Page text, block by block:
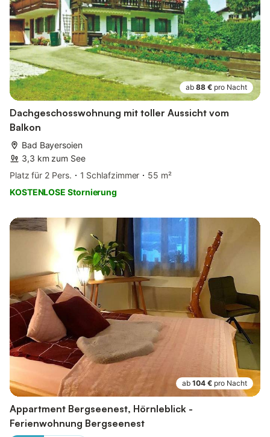
ab 88 € pro Nacht
Dachgeschosswohnung mit toller Aussicht vom
Balkon
Bad Bayersoien
3,3 km zum See
Platz für 2 Pers.
1 Schlafzimmer
55 m²
KOSTENLOSE Stornierung
ab 104 € pro Nacht
Appartment Bergseenest, Hörnleblick -
Ferienwohnung Bergseenest